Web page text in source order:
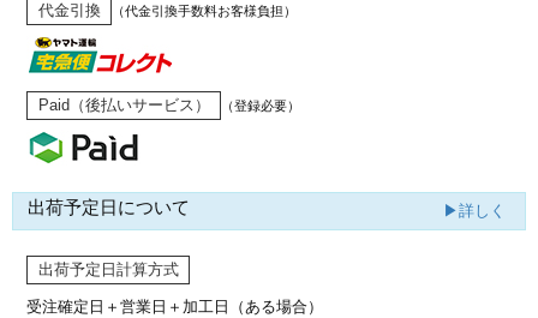
代金引換 （代金引換手数料お客様負担）
Paid（後払いサービス） （登録必要）
出荷予定日について ▶詳しく
出荷予定日計算方式
受注確定日＋営業日＋加工日（ある場合）